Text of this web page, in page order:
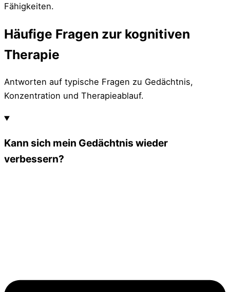
Fähigkeiten.
Häufige Fragen zur kognitiven
Therapie
Antworten auf typische Fragen zu Gedächtnis,
Konzentration und Therapieablauf.
Kann sich mein Gedächtnis wieder
verbessern?